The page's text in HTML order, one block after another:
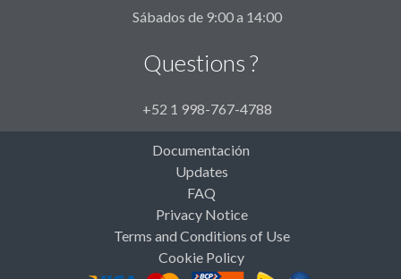
Sábados de 9:00 a 14:00
Questions ?
+52 1 998-767-4788
Documentación
Updates
FAQ
Privacy Notice
Terms and Conditions of Use
Cookie Policy